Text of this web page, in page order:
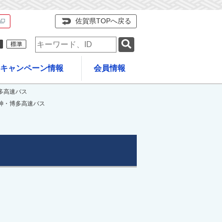
佐賀県TOPへ戻る
検
索
ー
キャンペーン情報 会員情報
高速バス
・博多高速バス